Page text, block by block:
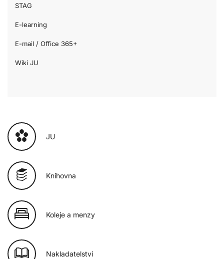
STAG
E-learning
E-mail / Office 365+
Wiki JU
JU
Knihovna
Koleje a menzy
Nakladatelství